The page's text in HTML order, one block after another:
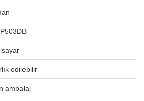
edilebilir
ambalaj